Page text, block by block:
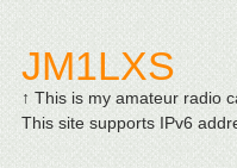
JM1LXS
↑ This is my amateur radio
This site supports IPv6